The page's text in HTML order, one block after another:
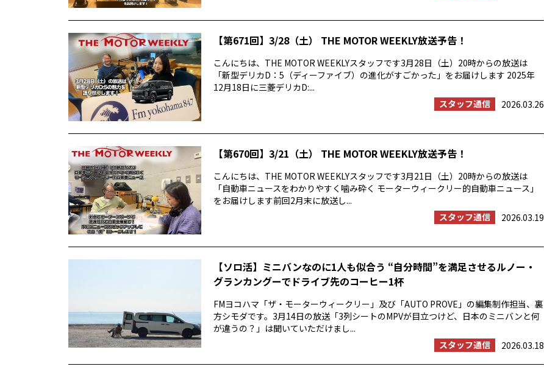
【第671回】3/28（土） THE MOTOR WEEKLY放送予告！
こんにちは、THE MOTOR WEEKLYスタッフです3月28日（土）20時からの放送は
「新型デリカD：5（ディーファイブ）の進化がすごかった」をお届けします 2025年
12月18日に三菱デリカD:...
スタッフ通信
2026.03.26
【第670回】3/21（土） THE MOTOR WEEKLY放送予告！
こんにちは、THE MOTOR WEEKLYスタッフです3月21日（土）20時からの放送は
「自動車ニュースをわかりやすく噛み砕く モーターウィークリー的自動車ニュース」
をお届けします前回2月末に放送し...
スタッフ通信
2026.03.19
【ソロ活】ミニバンなのに1人も似合う “自分時間”を満足させるルノー・
グランカングーでドライブ先のコーヒー1杯
FMヨコハマ「ザ・モーターウィークリー」及び「AUTO PROVE」の編集制作担当、裏
方シモダです。3月14日の放送「3列シートのMPVが目立つけど、日本のミニバンと何
が違うの？」は聞いていただけまし...
スタッフ通信
2026.03.18